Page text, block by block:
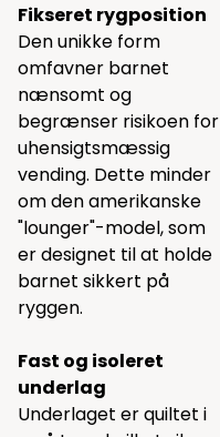
Fikseret rygposition
Den unikke form
omfavner barnet
nænsomt og
begrænser risikoen for
uhensigtsmæssig
vending. Dette minder
om den amerikanske
"lounger"-model, som
er designet til at holde
barnet sikkert på
ryggen.
Fast og isoleret
underlag
Underlaget er quiltet i